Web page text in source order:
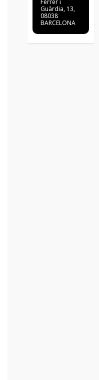
Ferrer i
Guàrdia, 13,
08038
BARCELONA